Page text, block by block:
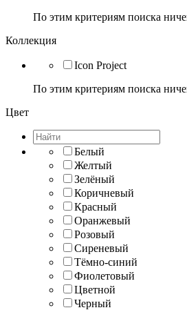
По этим критериям поиска
Коллекция
Icon Project
По этим критериям поиска
Цвет
Белый
Желтый
Зелёный
Коричневый
Красный
Оранжевый
Розовый
Сиреневый
Тёмно-синий
Фиолетовый
Цветной
Черный